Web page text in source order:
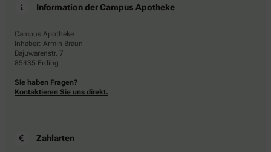
Information der Campus Apotheke
Campus Apotheke
Inhaber: Armin Braun
Bajuwarenstr. 7
85435 Erding
Sie haben Fragen?
Kontaktieren Sie uns direkt.
Zahlarten